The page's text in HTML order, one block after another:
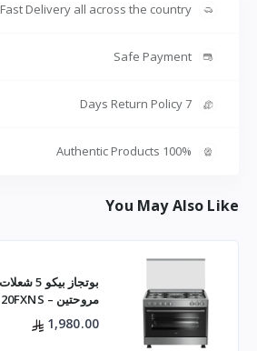
Fast Delivery all across the country
Safe Payment
7 Days Return Policy
100% Authentic Products
You May Also Like
مروحتين – GG15120FXNS
1,980.00